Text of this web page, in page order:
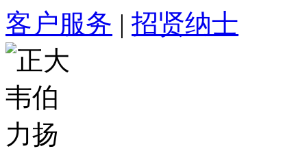
客户服务 | 招贤纳士